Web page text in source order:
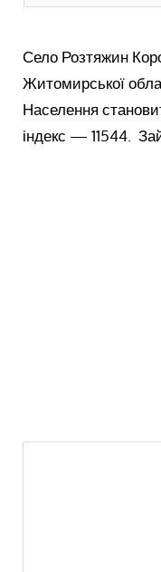
Село Розтяжин
Житомирської
Населення
індекс — 11544.